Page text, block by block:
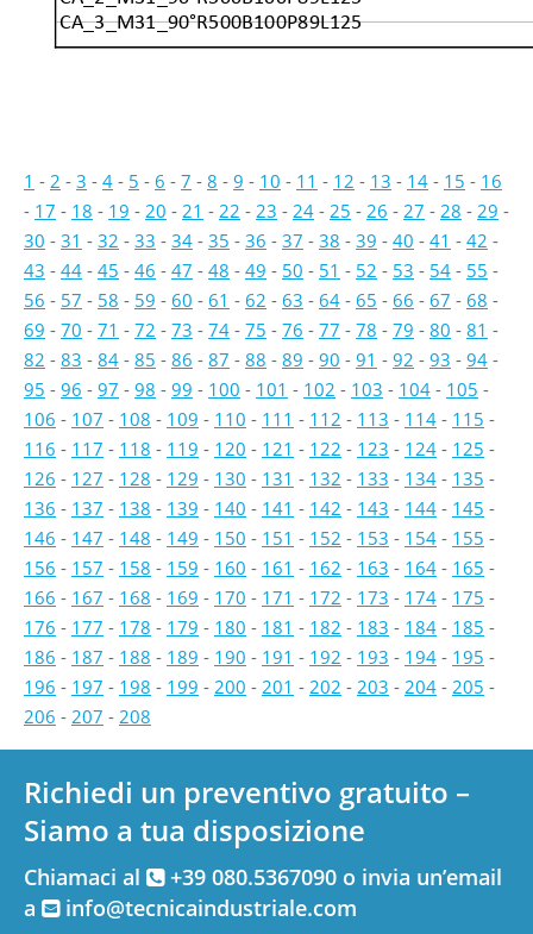
CA_3_M31_90°R500B100P89L125
1 - 2 - 3 - 4 - 5 - 6 - 7 - 8 - 9 - 10 - 11 - 12 - 13 - 14 - 15 - 16
- 17 - 18 - 19 - 20 - 21 - 22 - 23 - 24 - 25 - 26 - 27 - 28 - 29 -
30 - 31 - 32 - 33 - 34 - 35 - 36 - 37 - 38 - 39 - 40 - 41 - 42 -
43 - 44 - 45 - 46 - 47 - 48 - 49 - 50 - 51 - 52 - 53 - 54 - 55 -
56 - 57 - 58 - 59 - 60 - 61 - 62 - 63 - 64 - 65 - 66 - 67 - 68 -
69 - 70 - 71 - 72 - 73 - 74 - 75 - 76 - 77 - 78 - 79 - 80 - 81 -
82 - 83 - 84 - 85 - 86 - 87 - 88 - 89 - 90 - 91 - 92 - 93 - 94 -
95 - 96 - 97 - 98 - 99 - 100 - 101 - 102 - 103 - 104 - 105 -
106 - 107 - 108 - 109 - 110 - 111 - 112 - 113 - 114 - 115 -
116 - 117 - 118 - 119 - 120 - 121 - 122 - 123 - 124 - 125 -
126 - 127 - 128 - 129 - 130 - 131 - 132 - 133 - 134 - 135 -
136 - 137 - 138 - 139 - 140 - 141 - 142 - 143 - 144 - 145 -
146 - 147 - 148 - 149 - 150 - 151 - 152 - 153 - 154 - 155 -
156 - 157 - 158 - 159 - 160 - 161 - 162 - 163 - 164 - 165 -
166 - 167 - 168 - 169 - 170 - 171 - 172 - 173 - 174 - 175 -
176 - 177 - 178 - 179 - 180 - 181 - 182 - 183 - 184 - 185 -
186 - 187 - 188 - 189 - 190 - 191 - 192 - 193 - 194 - 195 -
196 - 197 - 198 - 199 - 200 - 201 - 202 - 203 - 204 - 205 -
206 - 207 - 208
Richiedi un preventivo gratuito –
Siamo a tua disposizione
Chiamaci al
+39 080.5367090 o invia un’email
a
info@tecnicaindustriale.com